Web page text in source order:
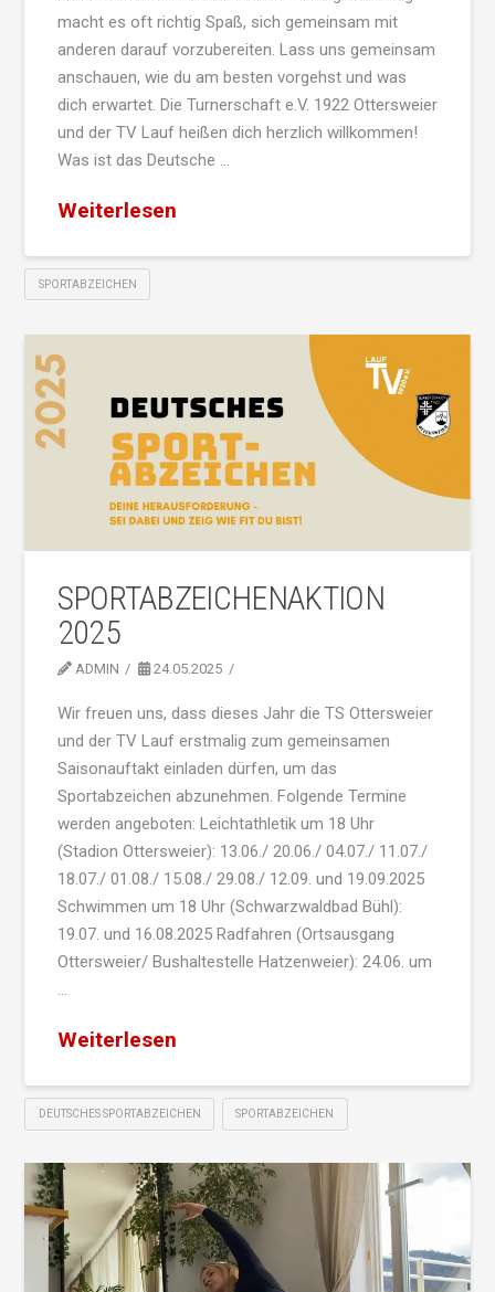
macht es oft richtig Spaß, sich gemeinsam mit
anderen darauf vorzubereiten. Lass uns gemeinsam
anschauen, wie du am besten vorgehst und was
dich erwartet. Die Turnerschaft e.V. 1922 Ottersweier
und der TV Lauf heißen dich herzlich willkommen!
Was ist das Deutsche …
Weiterlesen
SPORTABZEICHEN
SPORTABZEICHENAKTION
2025
ADMIN 24.05.2025
Wir freuen uns, dass dieses Jahr die TS Ottersweier
und der TV Lauf erstmalig zum gemeinsamen
Saisonauftakt einladen dürfen, um das
Sportabzeichen abzunehmen. Folgende Termine
werden angeboten: Leichtathletik um 18 Uhr
(Stadion Ottersweier): 13.06./ 20.06./ 04.07./ 11.07./
18.07./ 01.08./ 15.08./ 29.08./ 12.09. und 19.09.2025
Schwimmen um 18 Uhr (Schwarzwaldbad Bühl):
19.07. und 16.08.2025 Radfahren (Ortsausgang
Ottersweier/ Bushaltestelle Hatzenweier): 24.06. um
…
Weiterlesen
DEUTSCHES SPORTABZEICHEN SPORTABZEICHEN